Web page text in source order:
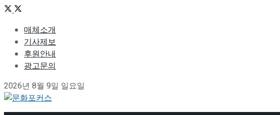
매체소개
기사제보
후원안내
광고문의
2026년 8월 9일 일요일